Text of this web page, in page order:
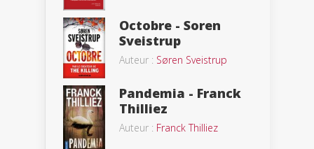
Octobre - Soren
Sveistrup
Auteur : Søren Sveistrup
Pandemia - Franck
Thilliez
Auteur : Franck Thilliez